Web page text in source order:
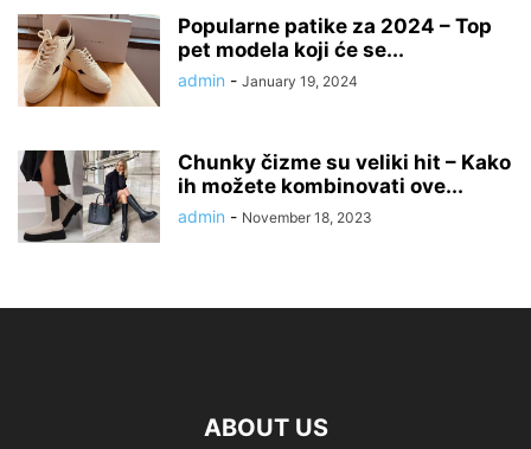
Popularne patike za 2024 – Top
pet modela koji će se...
admin - January 19, 2024
Chunky čizme su veliki hit – Kako
ih možete kombinovati ove...
admin - November 18, 2023
ABOUT US